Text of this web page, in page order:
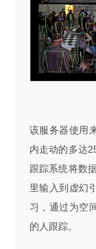
该服务器使用
内走动的多达
跟踪系统将数
里输入到虚幻
习，通过为空
的人跟踪。